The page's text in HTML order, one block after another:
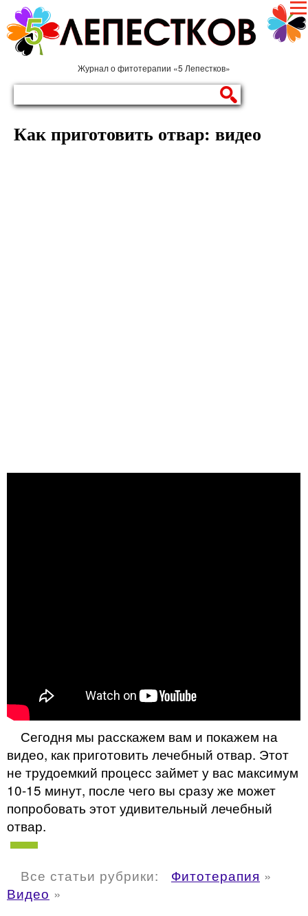
Журнал о фитотерапии «5 Лепестков»
Как приготовить отвар: видео
Сегодня мы расскажем вам и покажем на
видео, как приготовить лечебный отвар. Этот
не трудоемкий процесс займет у вас максимум
10-15 минут, после чего вы сразу же может
попробовать этот удивительный лечебный
отвар.
Все статьи рубрики: Фитотерапия »
Видео »